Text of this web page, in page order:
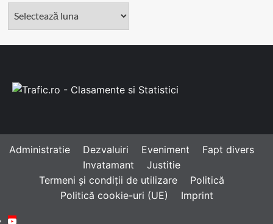
Administratie Dezvaluiri Eveniment
Fapt divers
Invatamant
Justitie
Termeni și condiții de utilizare
Politică
Politică cookie-uri (UE)
Imprint
Youtube